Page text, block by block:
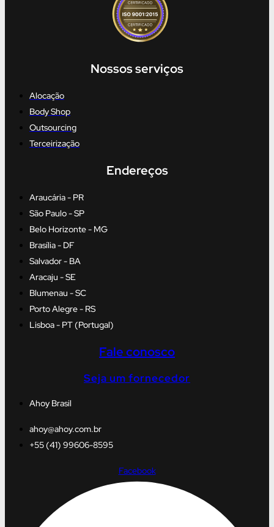
Nossos serviços
Alocação
Body Shop
Outsourcing
Terceirização
Endereços
Araucária - PR
São Paulo - SP
Belo Horizonte - MG
Brasília - DF
Salvador - BA
Aracaju - SE
Blumenau - SC
Porto Alegre - RS
Lisboa - PT (Portugal)
Fale conosco
Seja um fornecedor
Ahoy Brasil
ahoy@ahoy.com.br
+55 (41) 99606-8595
Facebook